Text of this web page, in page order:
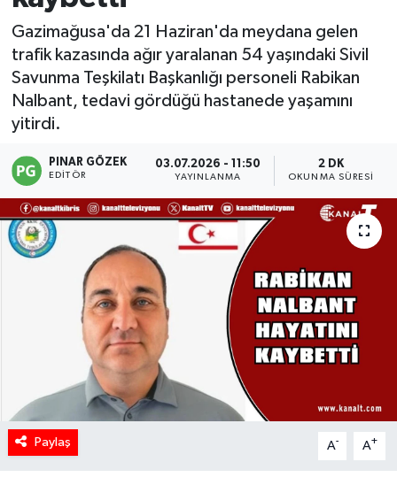
Gazimağusa'da 21 Haziran'da meydana gelen
trafik kazasında ağır yaralanan 54 yaşındaki Sivil
Savunma Teşkilatı Başkanlığı personeli Rabikan
Nalbant, tedavi gördüğü hastanede yaşamını
yitirdi.
PINAR GÖZEK
EDITÖR
03.07.2026 - 11:50
YAYINLANMA
2 DK
OKUNMA SÜRESI
Paylaş A- A+